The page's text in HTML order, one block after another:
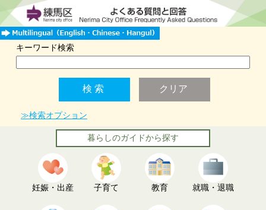
キーワード検索
≫検索オプション
暮らしのガイドから探す
妊娠・出産 子育て 教育 就職・退職